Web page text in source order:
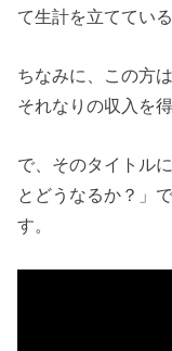
て生計を立ててい
ちなみに、この方
それなりの収入を
で、そのタイトル
とどうなるか？」
す。